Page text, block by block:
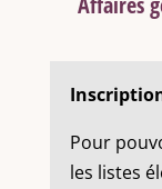
Pour
les listes